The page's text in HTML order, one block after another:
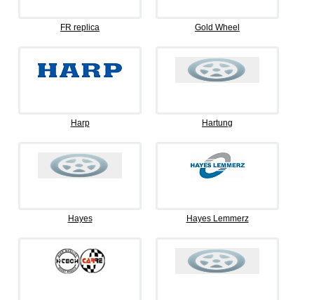
FR replica Gold Wheel
Harp Hartung
Hayes Hayes Lemmerz